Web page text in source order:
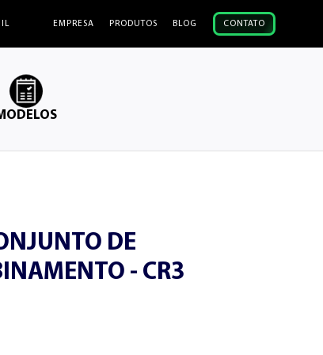
EMPRESA PRODUTOS BLOG CONTATO
DE
- CR3